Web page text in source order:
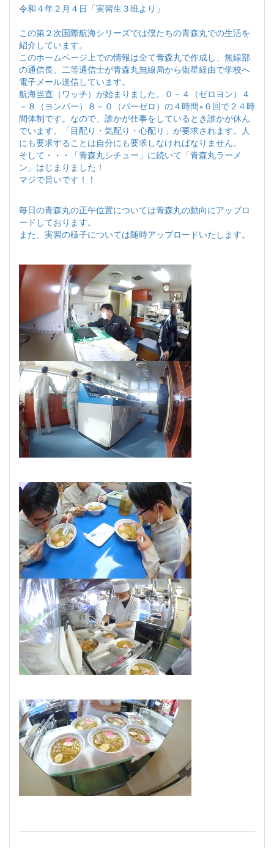
令和４年２月４日「実習生３班より」
この第２次国際航海シリーズでは僕たちの青森丸での生活を
紹介しています。
このホームページ上での情報は全て青森丸で作成し、無線部
の通信長、二等通信士が青森丸無線局から衛星経由で学校へ
電子メール送信しています。
航海当直（ワッチ）が始まりました。０－４（ゼロヨン）４
－８（ヨンパー）８－０（パーゼロ）の４時間×６回で２４時
間体制です。なので、誰かが仕事をしているとき誰かが休ん
でいます。「目配り・気配り・心配り」が要求されます。人
にも要求することは自分にも要求しなければなりません。
そして・・・「青森丸シチュー」に続いて「青森丸ラーメ
ン」はじまりました！
マジで旨いです！！
毎日の青森丸の正午位置については青森丸の動向にアップロ
ードしております。
また、実習の様子については随時アップロードいたします。